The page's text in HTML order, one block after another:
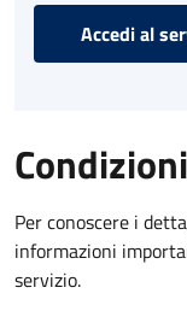
Accedi al
Per conoscere i
informazioni
servizio.